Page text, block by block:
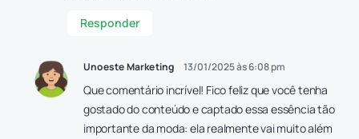
Responder
Unoeste Marketing 13/01/2025 às 6:08 pm
Que comentário incrível! Fico feliz que você tenha
gostado do conteúdo e captado essa essência tão
importante da moda: ela realmente vai muito além